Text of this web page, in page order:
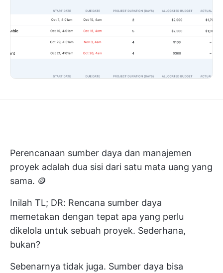
Perencanaan sumber daya dan manajemen
proyek adalah dua sisi dari satu mata uang yang
sama. 🪙
Inilah TL; DR: Rencana sumber daya
memetakan dengan tepat apa yang perlu
dikelola untuk sebuah proyek. Sederhana,
bukan?
Sebenarnya tidak juga. Sumber daya bisa